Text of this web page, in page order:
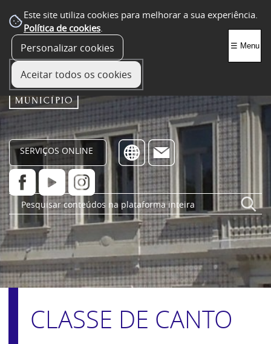
Este site utiliza cookies para melhorar a sua experiência.
Política de cookies.
Personalizar cookies
Aceitar todos os cookies
SERVIÇOS ONLINE
☰ Menu
CLASSE DE CANTO